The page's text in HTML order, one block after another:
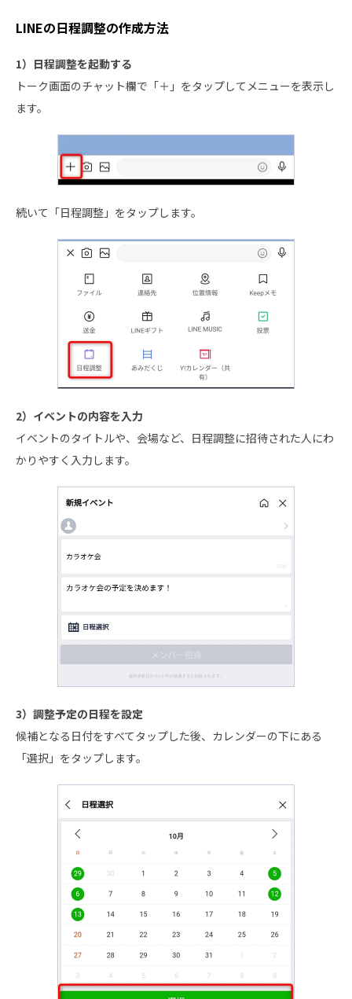
LINEの日程調整の作成方法
1）日程調整を起動する
トーク画面のチャット欄で「＋」をタップしてメニューを表示し
ます。
続いて「日程調整」をタップします。
2）イベントの内容を入力
イベントのタイトルや、会場など、日程調整に招待された人にわ
かりやすく入力します。
3）調整予定の日程を設定
候補となる日付をすべてタップした後、カレンダーの下にある
「選択」をタップします。